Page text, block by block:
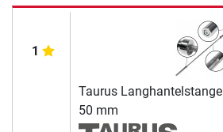
1
Taurus Langhantelstange
50 mm